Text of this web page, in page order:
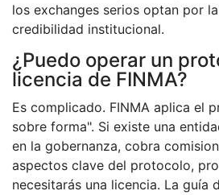
los exchanges serios optan por
credibilidad institucional.
¿Puedo operar un
licencia de FINMA?
Es complicado. FINMA aplica el
sobre forma". Si existe una
en la gobernanza, cobra
aspectos clave del protocolo,
necesitarás una licencia. La guía